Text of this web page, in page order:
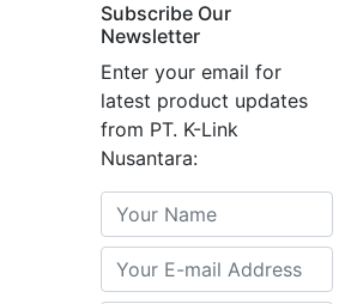
Subscribe Our
Newsletter
Enter your email for
latest product updates
from PT. K-Link
Nusantara: